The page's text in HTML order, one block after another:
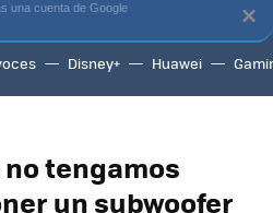
Disney+ Huawei
no tengamos
un subwoofer
×
una cuenta de Google